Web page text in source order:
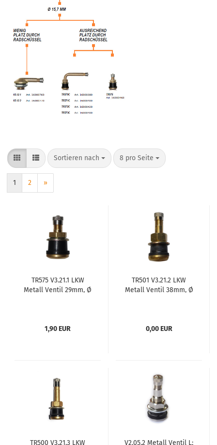
Sortieren nach 8 pro Seite
1 2 »
TR575 V3.21.1 LKW
Metall Ventil 29mm, Ø
1,90 EUR
TR501 V3.21.2 LKW
Metall Ventil 38mm, Ø
0,00 EUR
TR500 V3.21.3 LKW V2.05.2 Metall Ventil L: